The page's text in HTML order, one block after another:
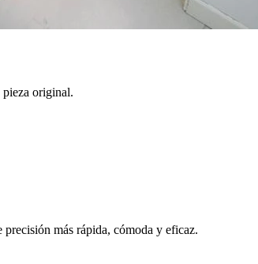
original.
más rápida, cómoda y eficaz.